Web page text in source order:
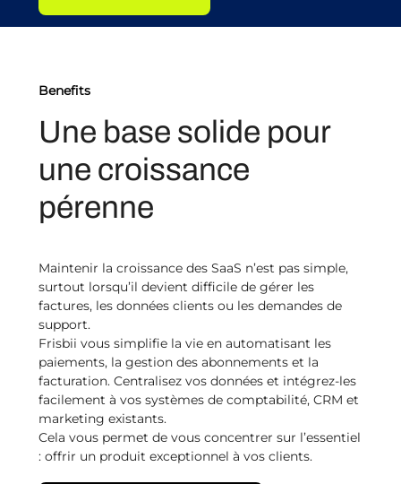
Benefits
Une base solide pour
une croissance
pérenne
Maintenir la croissance des SaaS n’est pas simple,
surtout lorsqu’il devient difficile de gérer les
factures, les données clients ou les demandes de
support.
Frisbii vous simplifie la vie en automatisant les
paiements, la gestion des abonnements et la
facturation. Centralisez vos données et intégrez-les
facilement à vos systèmes de comptabilité, CRM et
marketing existants.
Cela vous permet de vous concentrer sur l’essentiel
: offrir un produit exceptionnel à vos clients.